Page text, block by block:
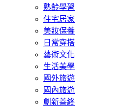
熟齡學習
住宅居家
美妝保養
日常穿搭
藝術文化
生活美學
國外旅遊
國內旅遊
創新善終